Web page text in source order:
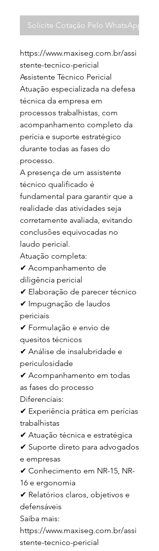
Solicite Cotação Pelo WhatsApp
https://www.maxiseg.com.br/assi
stente-tecnico-pericial
Assistente Técnico Pericial
Atuação especializada na defesa
técnica da empresa em
processos trabalhistas, com
acompanhamento completo da
perícia e suporte estratégico
durante todas as fases do
processo.
A presença de um assistente
técnico qualificado é
fundamental para garantir que a
realidade das atividades seja
corretamente avaliada, evitando
conclusões equivocadas no
laudo pericial.
Atuação completa:
✔ Acompanhamento de
diligência pericial
✔ Elaboração de parecer técnico
✔ Impugnação de laudos
periciais
✔ Formulação e envio de
quesitos técnicos
✔ Análise de insalubridade e
periculosidade
✔ Acompanhamento em todas
as fases do processo
Diferenciais:
✔ Experiência prática em perícias
trabalhistas
✔ Atuação técnica e estratégica
✔ Suporte direto para advogados
e empresas
✔ Conhecimento em NR-15, NR-
16 e ergonomia
✔ Relatórios claros, objetivos e
defensáveis
Saiba mais:
https://www.maxiseg.com.br/assi
stente-tecnico-pericial